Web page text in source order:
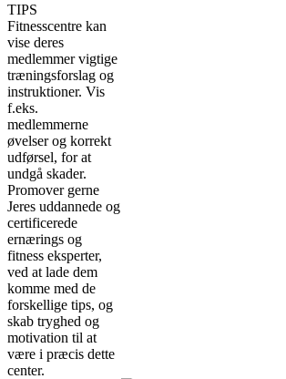
TIPS
Fitnesscentre kan
vise deres
medlemmer vigtige
træningsforslag og
instruktioner. Vis
f.eks.
medlemmerne
øvelser og korrekt
udførsel, for at
undgå skader.
Promover gerne
Jeres uddannede og
certificerede
ernærings og
fitness eksperter,
ved at lade dem
komme med de
forskellige tips, og
skab tryghed og
motivation til at
være i præcis dette
center.